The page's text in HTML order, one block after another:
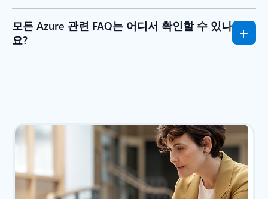
모든 Azure 관련 FAQ는 어디서 확인할 수 있나
요?